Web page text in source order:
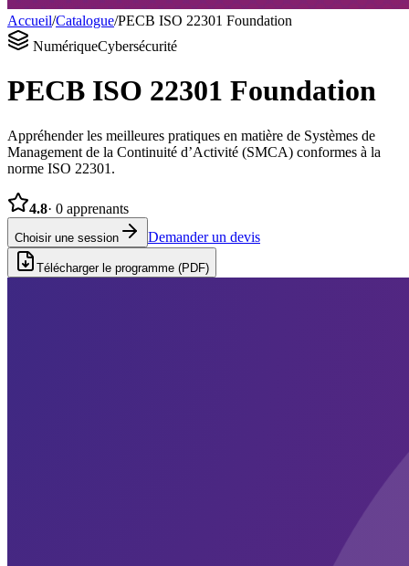
Accueil/Catalogue/PECB ISO 22301 Foundation
NumériqueCybersécurité
PECB ISO 22301 Foundation
Appréhender les meilleures pratiques en matière de Systèmes de
Management de la Continuité d’Activité (SMCA) conformes à la
norme ISO 22301.
4.8· 0 apprenants
Choisir une session Demander un devis
Télécharger le programme (PDF)